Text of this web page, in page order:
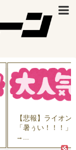
【悲報】ライオン
「暑ぅい！！！」
→...